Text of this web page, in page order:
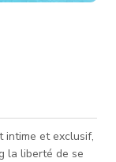
intime et exclusif,
la liberté de se